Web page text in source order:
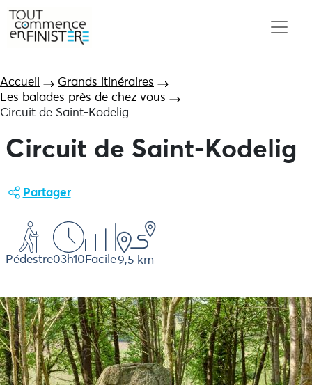
Accueil
Grands itinéraires
Les balades près de chez vous
Circuit de Saint-Kodelig
Circuit de Saint-Kodelig
Partager
Pédestre03h10 Facile9,5 km